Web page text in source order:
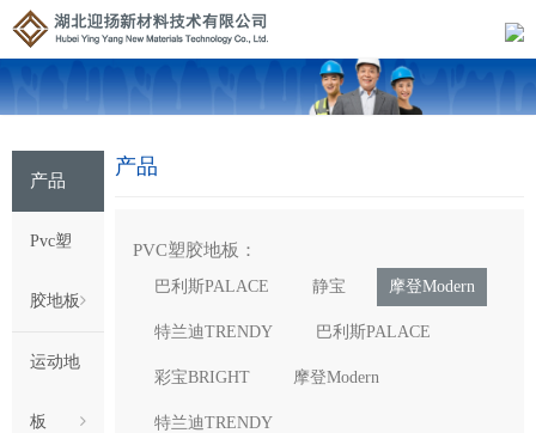
产品
Pvc塑
胶地板
运动地
板
产品
PVC塑胶地板：
巴利斯PALACE 静宝 摩登Modern
特兰迪TRENDY 巴利斯PALACE
彩宝BRIGHT 摩登Modern
特兰迪TRENDY